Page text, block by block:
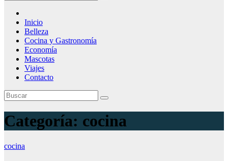
Inicio
Belleza
Cocina y Gastronomía
Economía
Mascotas
Viajes
Contacto
Categoría: cocina
cocina